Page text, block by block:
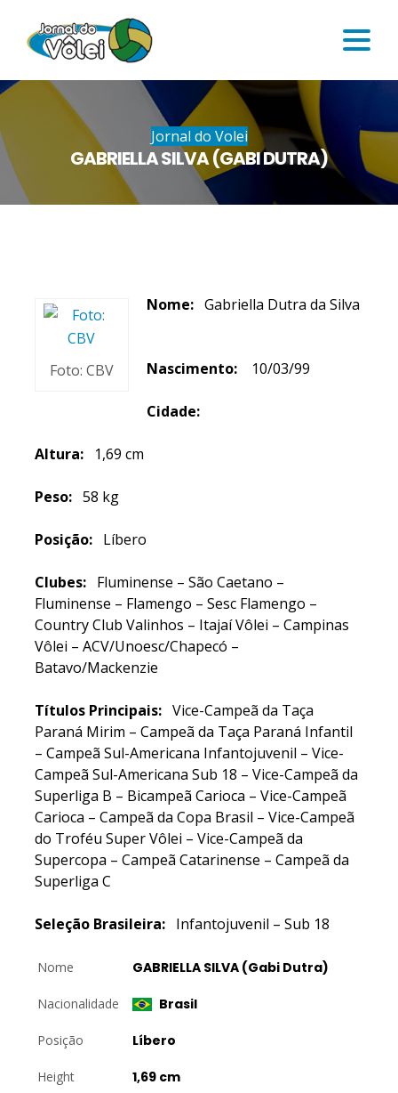
Jornal do Volei
GABRIELLA SILVA (GABI DUTRA)
Foto: CBV
Nome: Gabriella Dutra da Silva
Nascimento: 10/03/99
Cidade:
Altura: 1,69 cm
Peso: 58 kg
Posição: Líbero
Clubes: Fluminense – São Caetano –
Fluminense – Flamengo – Sesc Flamengo –
Country Club Valinhos – Itajaí Vôlei – Campinas
Vôlei – ACV/Unoesc/Chapecó –
Batavo/Mackenzie
Títulos Principais: Vice-Campeã da Taça
Paraná Mirim – Campeã da Taça Paraná Infantil
– Campeã Sul-Americana Infantojuvenil – Vice-
Campeã Sul-Americana Sub 18 – Vice-Campeã da
Superliga B – Bicampeã Carioca – Vice-Campeã
Carioca – Campeã da Copa Brasil – Vice-Campeã
do Troféu Super Vôlei – Vice-Campeã da
Supercopa – Campeã Catarinense – Campeã da
Superliga C
Seleção Brasileira: Infantojuvenil – Sub 18
Nome GABRIELLA SILVA (Gabi Dutra)
Nacionalidade Brasil
Posição Líbero
Height 1,69 cm